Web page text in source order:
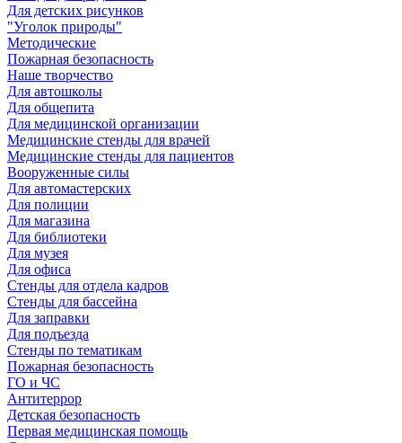
Для детских рисунков
"Уголок природы"
Методические
Пожарная безопасность
Наше творчество
Для автошколы
Для общепита
Для медицинской организации
Медицинские стенды для врачей
Медицинские стенды для пациентов
Вооруженные силы
Для автомастерских
Для полиции
Для магазина
Для библиотеки
Для музея
Для офиса
Стенды для отдела кадров
Стенды для бассейна
Для заправки
Для подъезда
Стенды по тематикам
Пожарная безопасность
ГО и ЧС
Антитеррор
Детская безопасность
Первая медицинская помощь